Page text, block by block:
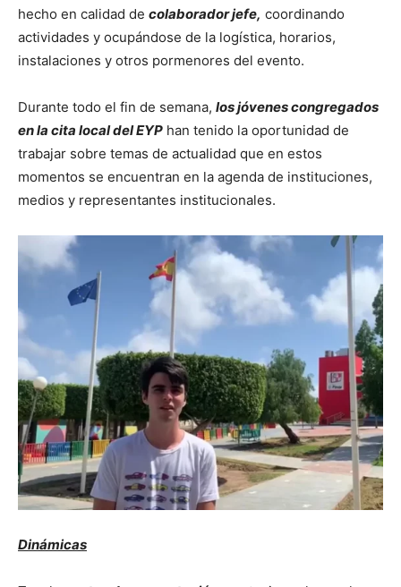
hecho en calidad de colaborador jefe, coordinando
actividades y ocupándose de la logística, horarios,
instalaciones y otros pormenores del evento.
Durante todo el fin de semana, los jóvenes congregados
en la cita local del EYP han tenido la oportunidad de
trabajar sobre temas de actualidad que en estos
momentos se encuentran en la agenda de instituciones,
medios y representantes institucionales.
Dinámicas